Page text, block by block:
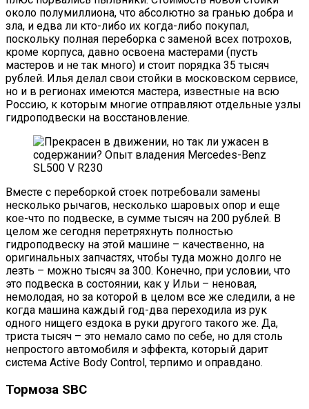
около полумиллиона, что абсолютно за гранью добра и
зла, и едва ли кто-либо их когда-либо покупал,
поскольку полная переборка с заменой всех потрохов,
кроме корпуса, давно освоена мастерами (пусть
мастеров и не так много) и стоит порядка 35 тысяч
рублей. Илья делал свои стойки в московском сервисе,
но и в регионах имеются мастера, известные на всю
Россию, к которым многие отправляют отдельные узлы
гидроподвески на восстановление.
Вместе с переборкой стоек потребовали замены
несколько рычагов, несколько шаровых опор и еще
кое-что по подвеске, в сумме тысяч на 200 рублей. В
целом же сегодня перетряхнуть полностью
гидроподвеску на этой машине – качественно, на
оригинальных запчастях, чтобы туда можно долго не
лезть – можно тысяч за 300. Конечно, при условии, что
это подвеска в состоянии, как у Ильи – неновая,
немолодая, но за которой в целом все же следили, а не
когда машина каждый год-два переходила из рук
одного нищего ездока в руки другого такого же. Да,
триста тысяч – это немало само по себе, но для столь
непростого автомобиля и эффекта, который дарит
система Active Body Control, терпимо и оправдано.
Тормоза SBC